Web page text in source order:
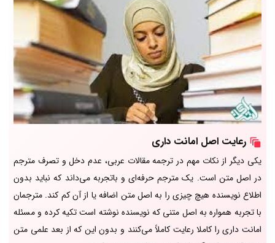
رعایت اصل امانت داری
یکی دیگر از نکات مهم در ترجمه مقالات عربی، عدم دخل و تصرف مترجم
در اصل متن است. یک مترجم حرفه‌ای و باتجربه می‌داند که نباید بدون
اطلاع نویسنده هیچ‌ چیزی را به اصل متن اضافه یا از آن کم کند. مترجمان
با تجربه همواره به اصل متنی که نویسنده نوشته است تکیه کرده و مسئله
امانت داری را کاملا رعایت کاملاً می‌کنند و بدون این که از بعد علمی متن